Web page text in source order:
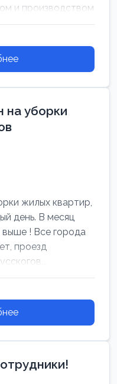
и производством
уборки
жилых квартир,
день. В месяц
! Все города
проезд